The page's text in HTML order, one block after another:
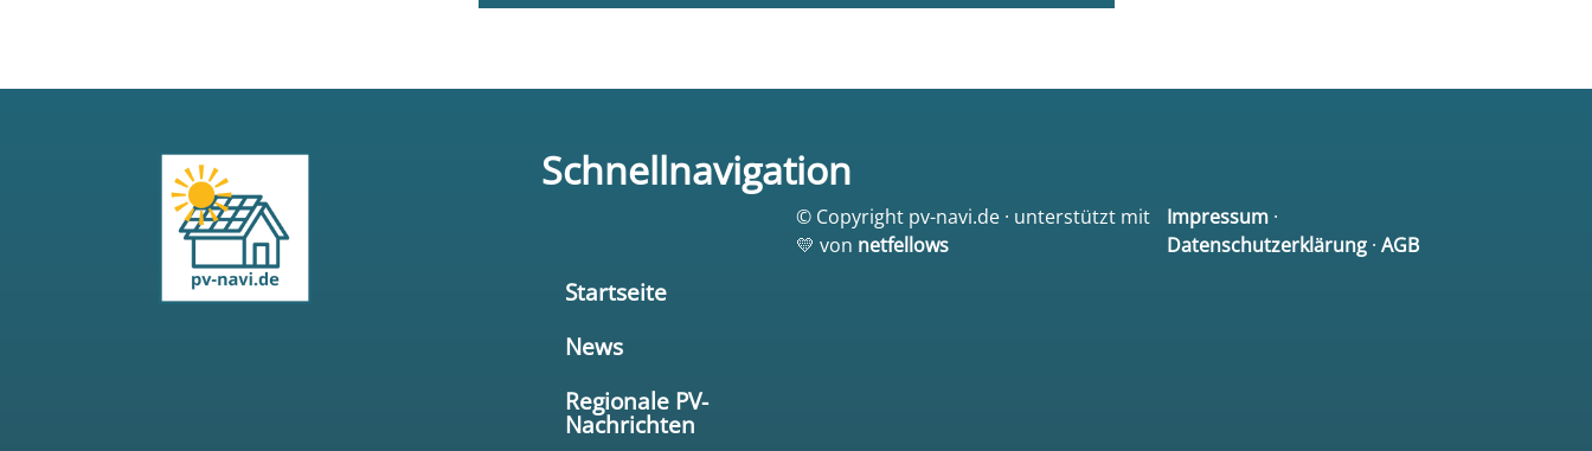
Schnellnavigation
Startseite
News
Regionale PV-
Nachrichten
© Copyright pv-navi.de · unterstützt mit
💛 von netfellows
Impressum·
Datenschutzerklärung· AGB